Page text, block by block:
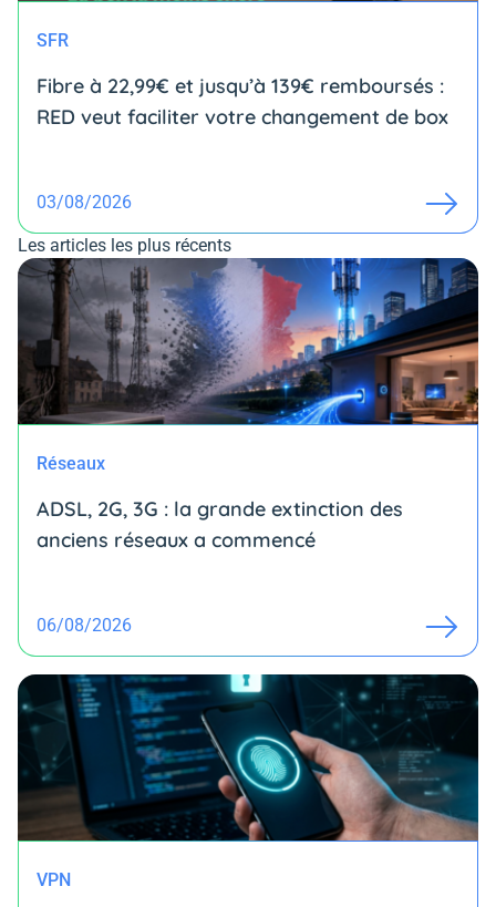
SFR
Fibre à 22,99€ et jusqu’à 139€ remboursés :
RED veut faciliter votre changement de box
03/08/2026
Les articles les plus récents
Réseaux
ADSL, 2G, 3G : la grande extinction des
anciens réseaux a commencé
06/08/2026
VPN